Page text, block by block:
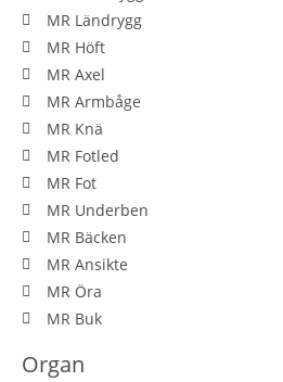
MR Ländrygg
MR Höft
MR Axel
MR Armbåge
MR Knä
MR Fotled
MR Fot
MR Underben
MR Bäcken
MR Ansikte
MR Öra
MR Buk
Organ